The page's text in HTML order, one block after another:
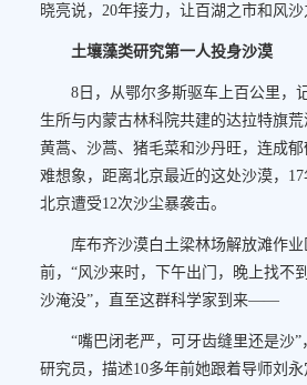
晓亮说，20年接力，让百湖之市和风沙
土壤藻类研究第一人投身沙漠
8日，从鄂尔多斯驱车上百公里，
生所与内蒙古林科院共建的达拉特旗荒
黄蒿、沙蒿、猪毛菜和沙丹旺，连成
难想象，距离北京最近的这处沙漠，
北京遭受12次沙尘暴袭击。
库布齐沙漠白土梁林场解放滩作业
前，“风沙来时，下午出门，晚上找不
沙淹没”，直至这群科学家到来——
“嘴巴闭老严，可牙齿缝里还是沙”
研究员，描述10多年前她跟着导师刘